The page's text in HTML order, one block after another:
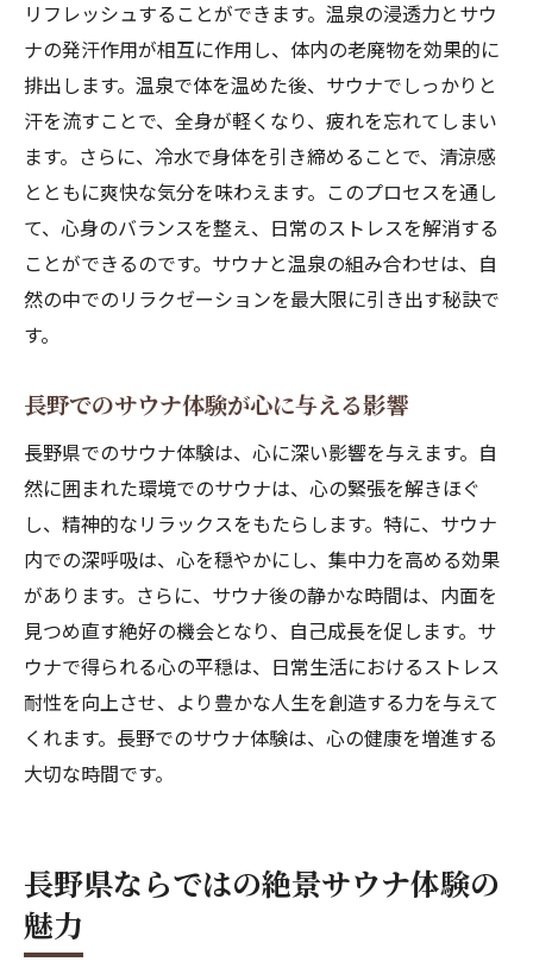
リフレッシュすることができます。温泉の浸透力とサウ
ナの発汗作用が相互に作用し、体内の老廃物を効果的に
排出します。温泉で体を温めた後、サウナでしっかりと
汗を流すことで、全身が軽くなり、疲れを忘れてしまい
ます。さらに、冷水で身体を引き締めることで、清涼感
とともに爽快な気分を味わえます。このプロセスを通し
て、心身のバランスを整え、日常のストレスを解消する
ことができるのです。サウナと温泉の組み合わせは、自
然の中でのリラクゼーションを最大限に引き出す秘訣で
す。
長野でのサウナ体験が心に与える影響
長野県でのサウナ体験は、心に深い影響を与えます。自
然に囲まれた環境でのサウナは、心の緊張を解きほぐ
し、精神的なリラックスをもたらします。特に、サウナ
内での深呼吸は、心を穏やかにし、集中力を高める効果
があります。さらに、サウナ後の静かな時間は、内面を
見つめ直す絶好の機会となり、自己成長を促します。サ
ウナで得られる心の平穏は、日常生活におけるストレス
耐性を向上させ、より豊かな人生を創造する力を与えて
くれます。長野でのサウナ体験は、心の健康を増進する
大切な時間です。
長野県ならではの絶景サウナ体験の
魅力